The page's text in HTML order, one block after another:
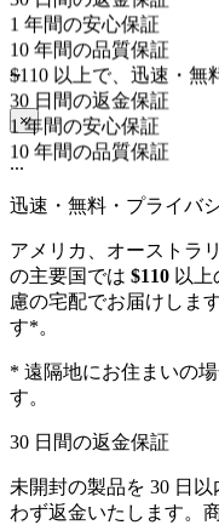
1 年間の安心保証
10 年間の品質保証
$110 以上で、迅速・無
30 日間の返金保証
1 年間の安心保証
10 年間の品質保証
...
×
...
迅速・無料・プライバ
アメリカ、オーストラ
の主要国では $110 以
慮の宅配でお届けしま
す*。
* 遠隔地にお住まいの
す。
30 日間の返金保証
未開封の製品を 30 日
わず返金いたします。